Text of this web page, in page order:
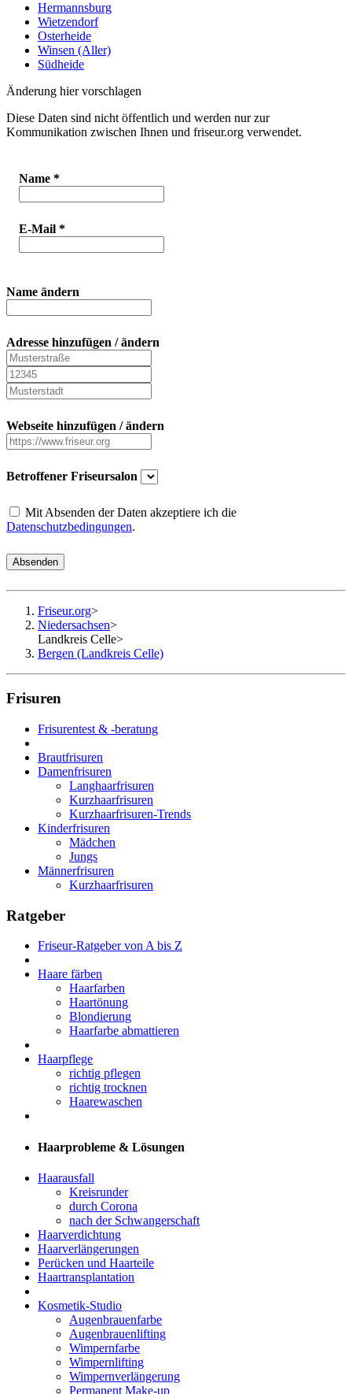
Hermannsburg
Wietzendorf
Osterheide
Winsen (Aller)
Südheide
Änderung hier vorschlagen
Diese Daten sind nicht öffentlich und werden nur zur
Kommunikation zwischen Ihnen und friseur.org verwendet.
Name *
E-Mail *
Name ändern
Adresse hinzufügen / ändern
Webseite hinzufügen / ändern
Betroffener Friseursalon
Mit Absenden der Daten akzeptiere ich die
Datenschutzbedingungen.
Absenden
Friseur.org>
Niedersachsen>
Landkreis Celle>
Bergen (Landkreis Celle)
Frisuren
Frisurentest & -beratung
Brautfrisuren
Damenfrisuren
Langhaarfrisuren
Kurzhaarfrisuren
Kurzhaarfrisuren-Trends
Kinderfrisuren
Mädchen
Jungs
Männerfrisuren
Kurzhaarfrisuren
Ratgeber
Friseur-Ratgeber von A bis Z
Haare färben
Haarfarben
Haartönung
Blondierung
Haarfarbe abmattieren
Haarpflege
richtig pflegen
richtig trocknen
Haarewaschen
Haarprobleme & Lösungen
Haarausfall
Kreisrunder
durch Corona
nach der Schwangerschaft
Haarverdichtung
Haarverlängerungen
Perücken und Haarteile
Haartransplantation
Kosmetik-Studio
Augenbrauenfarbe
Augenbrauenlifting
Wimpernfarbe
Wimpernlifting
Wimpernverlängerung
Permanent Make-up